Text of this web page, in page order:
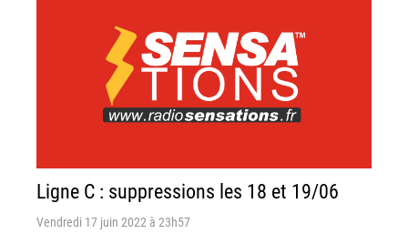
Ligne C : suppressions les 18 et 19/06
Vendredi 17 juin 2022 à 23h57